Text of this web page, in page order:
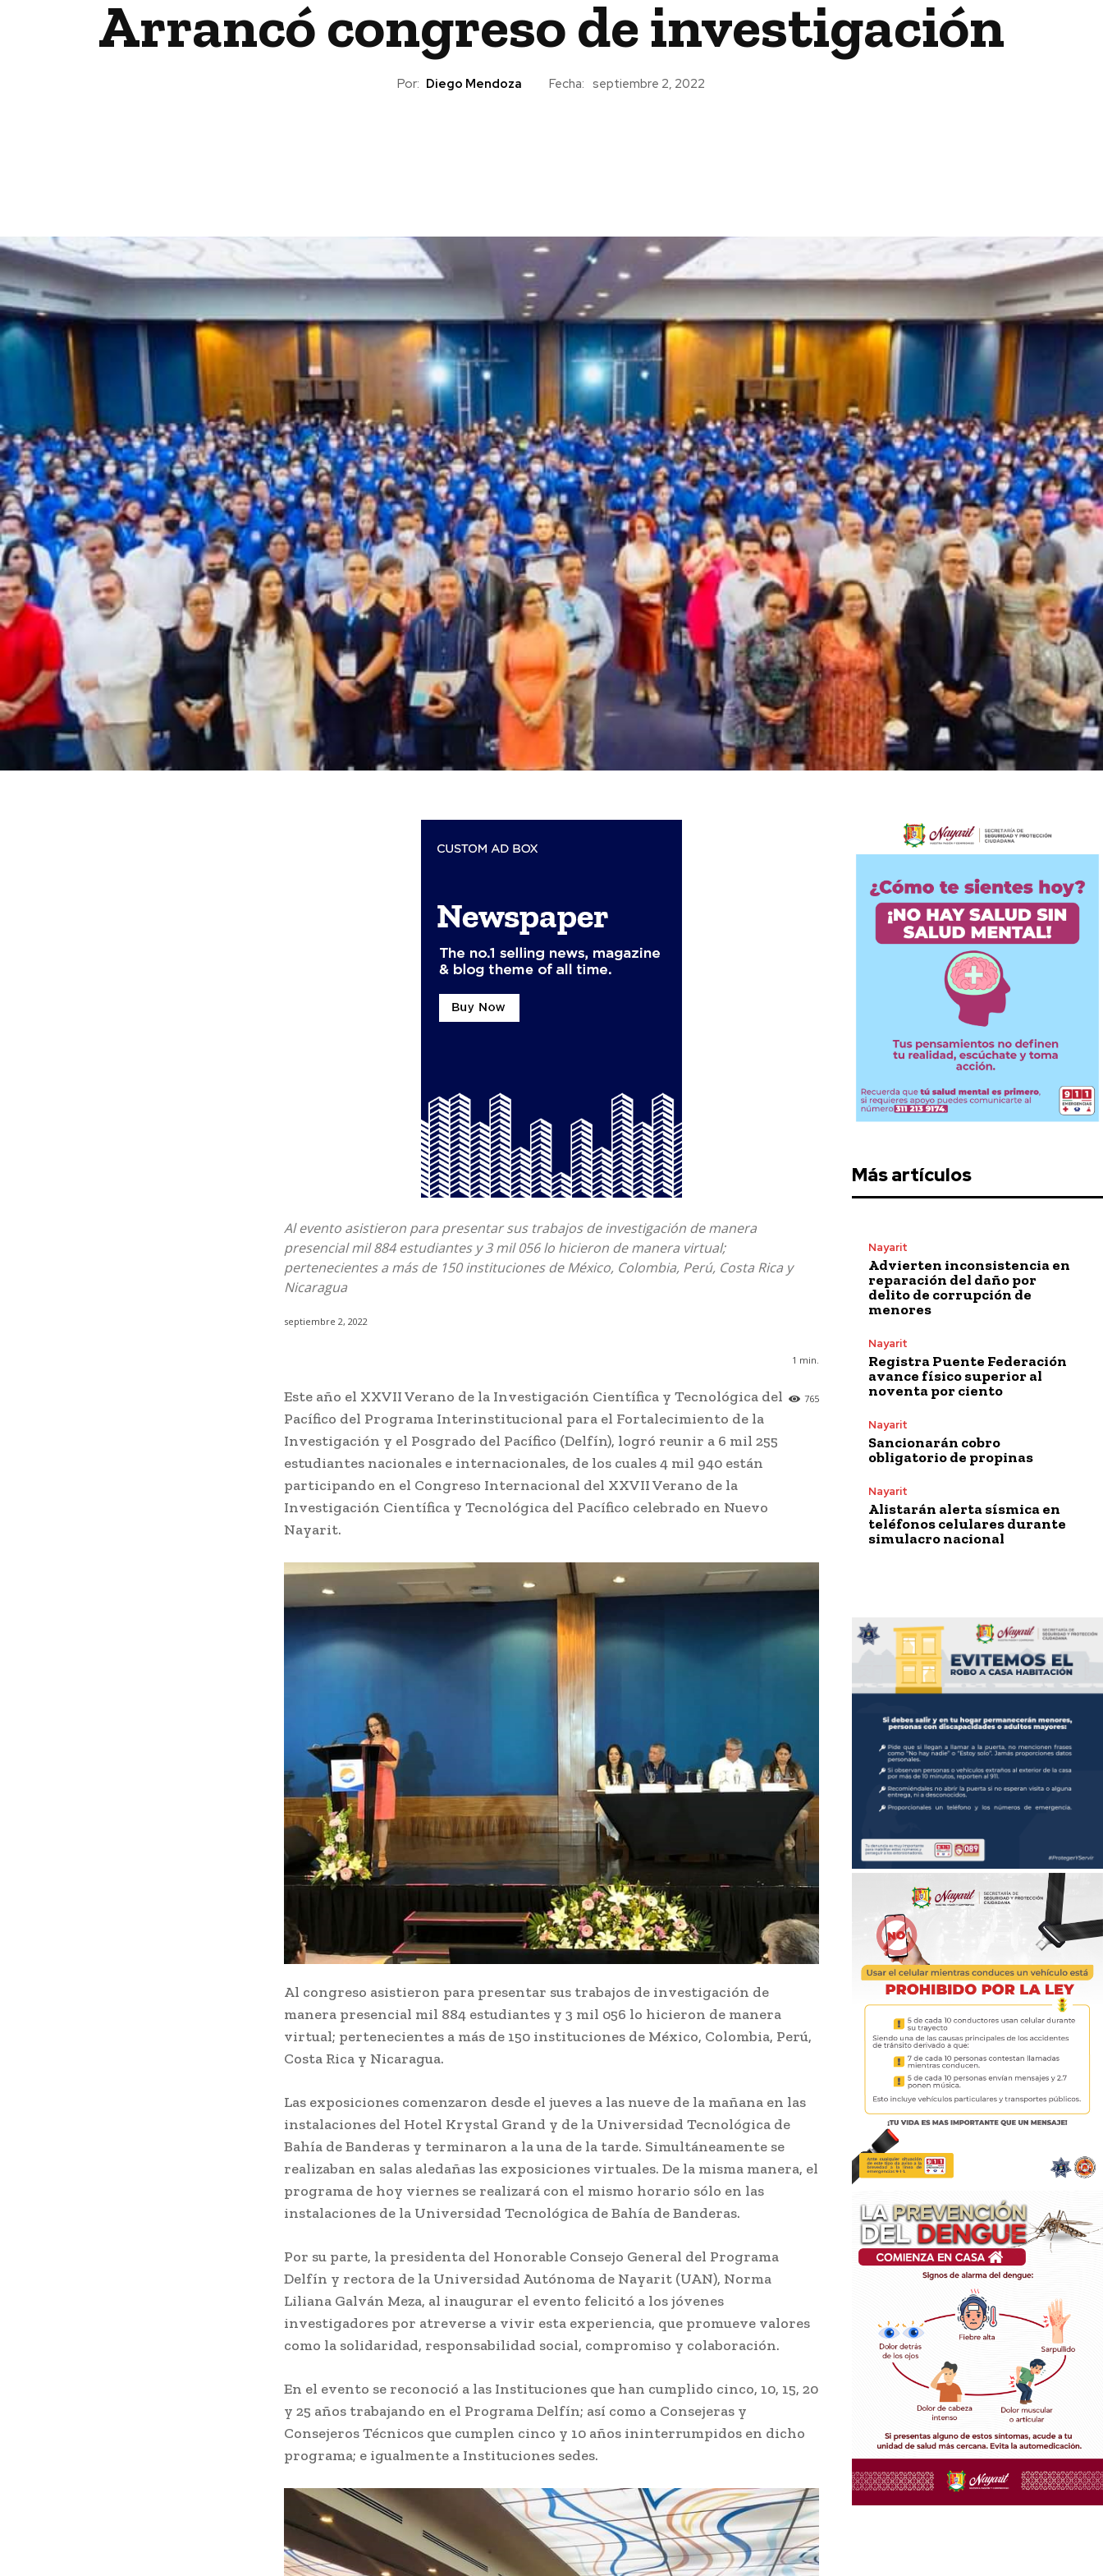
Arrancó congreso de investigación
Por: Diego Mendoza Fecha: septiembre 2, 2022
Al evento asistieron para presentar sus trabajos de investigación de manera
presencial mil 884 estudiantes y 3 mil 056 lo hicieron de manera virtual;
pertenecientes a más de 150 instituciones de México, Colombia, Perú, Costa Rica y
Nicaragua
septiembre 2, 2022
1 min.
765
Este año el XXVII Verano de la Investigación Científica y Tecnológica del
Pacífico del Programa Interinstitucional para el Fortalecimiento de la
Investigación y el Posgrado del Pacífico (Delfín), logró reunir a 6 mil 255
estudiantes nacionales e internacionales, de los cuales 4 mil 940 están
participando en el Congreso Internacional del XXVII Verano de la
Investigación Científica y Tecnológica del Pacífico celebrado en Nuevo
Nayarit.
Al congreso asistieron para presentar sus trabajos de investigación de
manera presencial mil 884 estudiantes y 3 mil 056 lo hicieron de manera
virtual; pertenecientes a más de 150 instituciones de México, Colombia, Perú,
Costa Rica y Nicaragua.
Las exposiciones comenzaron desde el jueves a las nueve de la mañana en las
instalaciones del Hotel Krystal Grand y de la Universidad Tecnológica de
Bahía de Banderas y terminaron a la una de la tarde. Simultáneamente se
realizaban en salas aledañas las exposiciones virtuales. De la misma manera, el
programa de hoy viernes se realizará con el mismo horario sólo en las
instalaciones de la Universidad Tecnológica de Bahía de Banderas.
Por su parte, la presidenta del Honorable Consejo General del Programa
Delfín y rectora de la Universidad Autónoma de Nayarit (UAN), Norma
Liliana Galván Meza, al inaugurar el evento felicitó a los jóvenes
investigadores por atreverse a vivir esta experiencia, que promueve valores
como la solidaridad, responsabilidad social, compromiso y colaboración.
En el evento se reconoció a las Instituciones que han cumplido cinco, 10, 15, 20
y 25 años trabajando en el Programa Delfín; así como a Consejeras y
Consejeros Técnicos que cumplen cinco y 10 años ininterrumpidos en dicho
programa; e igualmente a Instituciones sedes.
Más artículos
Nayarit
Advierten inconsistencia en
reparación del daño por
delito de corrupción de
menores
Nayarit
Registra Puente Federación
avance físico superior al
noventa por ciento
Nayarit
Sancionarán cobro
obligatorio de propinas
Nayarit
Alistarán alerta sísmica en
teléfonos celulares durante
simulacro nacional